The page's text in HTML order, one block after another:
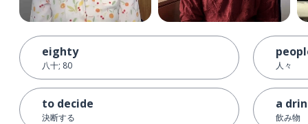
eighty
八十; 80
to decide
決断する
人々
a
飲み物